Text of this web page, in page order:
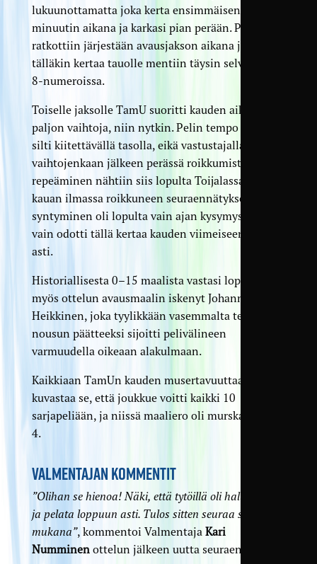
lukuunottamatta joka kerta ensimmäisen viiden
minuutin aikana ja karkasi pian perään. Pelit
ratkottiin järjestään avausjakson aikana ja
tälläkin kertaa tauolle mentiin täysin selvissä 0–
8-numeroissa.
Toiselle jaksolle TamU suoritti kauden aikana
paljon vaihtoja, niin nytkin. Pelin tempo pysyi
silti kiitettävällä tasolla, eikä vastustajalla ollut
vaihtojenkaan jälkeen perässä roikkumista. Isoin
repeäminen nähtiin siis lopulta Toijalassa, mutta
kauan ilmassa roikkuneen seuraennätyksen
syntyminen oli lopulta vain ajan kysymys. Aika
vain odotti tällä kertaa kauden viimeiseen peliin
asti.
Historiallisesta 0–15 maalista vastasi lopulta
myös ottelun avausmaalin iskenyt Johanna
Heikkinen, joka tyylikkään vasemmalta tehdyn
nousun päätteeksi sijoitti pelivälineen
varmuudella oikeaan alakulmaan.
Kaikkiaan TamUn kauden musertavuuttaa
kuvastaa se, että joukkue voitti kaikki 10
sarjapeliään, ja niissä maaliero oli murskaava 84–
4.
VALMENTAJAN KOMMENTIT
”Olihan se hienoa! Näki, että tytöillä oli halu voittaa
ja pelata loppuun asti. Tulos sitten seuraa sen
mukana”, kommentoi Valmentaja Kari
Numminen ottelun jälkeen uutta seuraennätystä.